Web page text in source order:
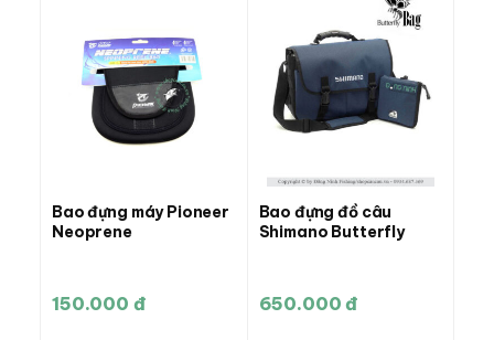
Bao đựng máy Pioneer
Neoprene
150.000 đ
Bao đựng đồ câu
Shimano Butterfly
650.000 đ